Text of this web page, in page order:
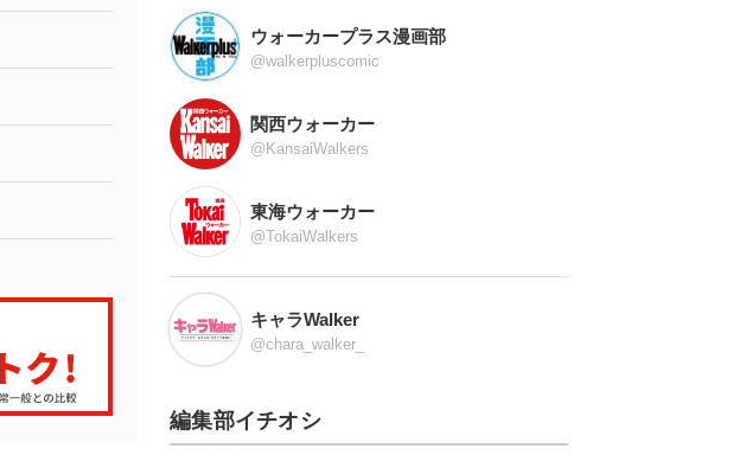
ウォーカープラス漫画部
@walkerpluscomic
関西ウォーカー
@KansaiWalkers
東海ウォーカー
@TokaiWalkers
キャラWalker
@chara_walker_
編集部イチオシ